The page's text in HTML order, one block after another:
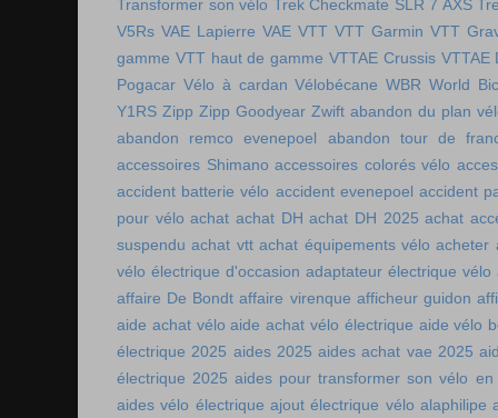
Transformer son vélo Trek Checkmate SLR 7 AXS
V5Rs VAE Lapierre VAE VTT VTT Garmin VTT
gamme VTT haut de gamme VTTAE Crussis VTTAE
Pogacar Vélo à cardan Vélobécane WBR World
Y1RS Zipp Zipp Goodyear Zwift abandon du plan
abandon remco evenepoel
abandon tour de
accessoires Shimano accessoires colorés vélo
accident batterie vélo accident evenepoel accident
pour vélo achat achat DH achat DH 2025 achat
suspendu achat vtt achat équipements vélo acheter
vélo électrique d'occasion adaptateur électrique vélo
affaire De Bondt affaire virenque afficheur guidon
aide achat vélo aide achat vélo électrique aide vélo
électrique 2025 aides 2025 aides achat vae 2025
électrique 2025 aides pour transformer son vélo en
aides vélo électrique ajout électrique vélo alaphilipe